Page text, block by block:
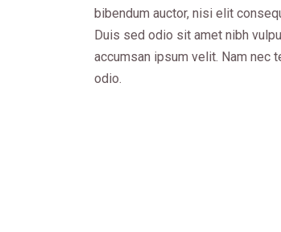
bibendum auctor, nisi elit
Duis sed odio sit amet nibh
accumsan ipsum velit. Nam nec
odio.